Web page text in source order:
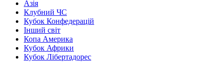
Азія
Клубний ЧС
Кубок Конфедерацій
Інший світ
Копа Америка
Кубок Африки
Кубок Лібертадорес